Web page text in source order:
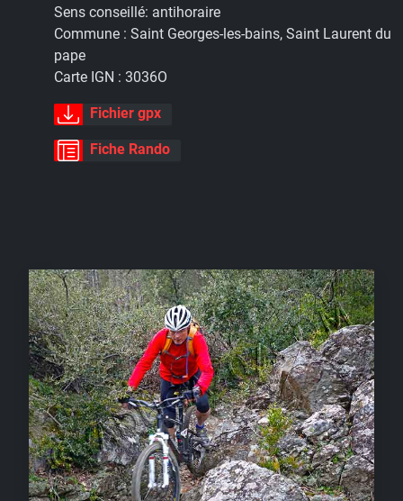
Sens conseillé: antihoraire
Commune : Saint Georges-les-bains, Saint Laurent du
pape
Carte IGN : 3036O
Fichier gpx
Fiche Rando